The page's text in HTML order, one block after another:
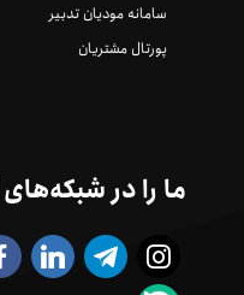
سامانه مودیان تدبیر
پورتال مشتریان
ما را در